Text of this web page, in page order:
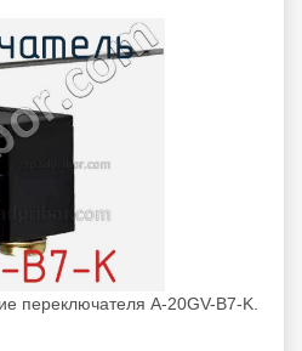
переключателя A-20GV-B7-K.